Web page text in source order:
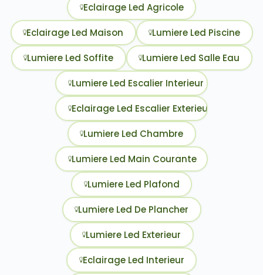
Eclairage Led Agricole
Eclairage Led Maison Lumiere Led Piscine
Lumiere Led Soffite Lumiere Led Salle Eau
Lumiere Led Escalier Interieur
Eclairage Led Escalier Exterieur
Lumiere Led Chambre
Lumiere Led Main Courante
Lumiere Led Plafond
Lumiere Led De Plancher
Lumiere Led Exterieur
Eclairage Led Interieur